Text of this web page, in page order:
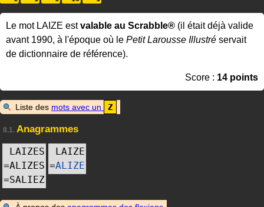
Le mot LAIZE estvalable au Scrabble® (il était déjà valide
avant 1990, à l'époque où le Petit Larousse Illustré servait
de dictionnaire de référence).
Score : 14 points
Liste des mots avec un Z
8.1. Anagrammes
LAIZES
=ALIZES
=SALIEZ
LAIZE
=ALIZE